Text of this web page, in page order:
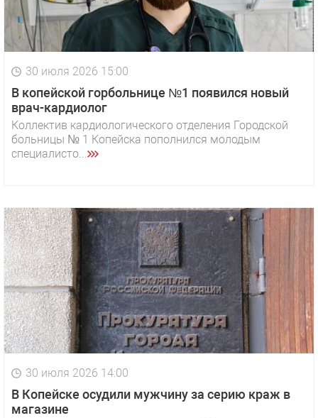
30 июля 2026 15:00
В копейской горбольнице №1 появился новый
врач-кардиолог
Коллектив кардиологического отделения Городской
больницы № 1 Копейска пополнился молодым
специалисто...
30 июля 2026 14:00
В Копейске осудили мужчину за серию краж в
магазине